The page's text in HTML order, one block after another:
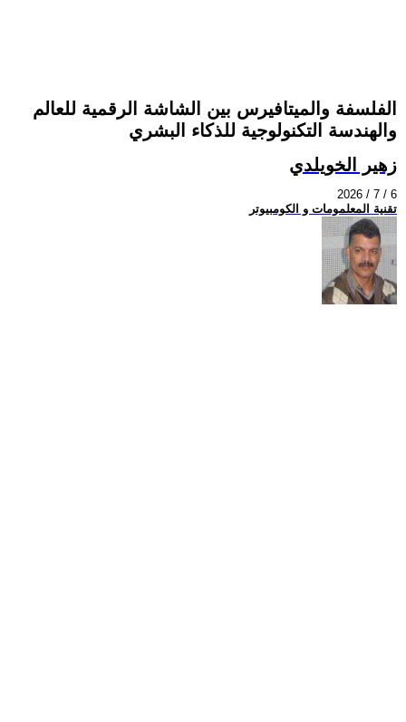
الفلسفة والميتافيرس بين الشاشة الرقمية للعالم
والهندسة التكنولوجية للذكاء البشري
زهير الخويلدي
2026 / 7 / 6
تقنية المعلمومات و الكومبيوتر